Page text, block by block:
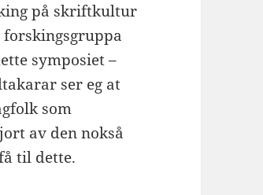
på skriftkultur
forskingsgruppa
symposiet –
ser eg at
som
av den nokså
til dette.